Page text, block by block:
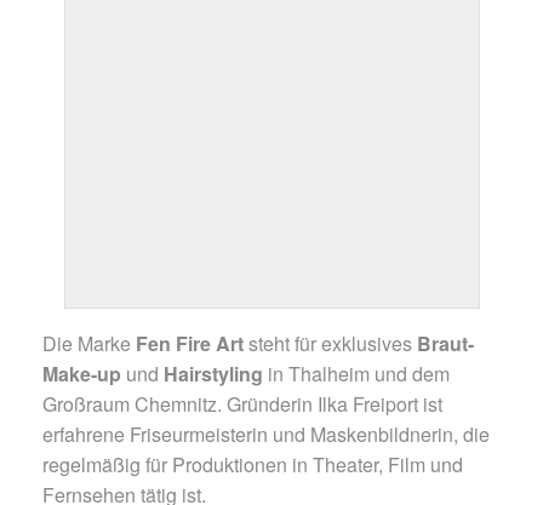
Die Marke Fen Fire Artsteht für exklusives Braut-
Make-up und Hairstyling in Thalheim und dem
Großraum Chemnitz. Gründerin Ilka Freiport ist
erfahrene Friseurmeisterin und Maskenbildnerin, die
regelmäßig für Produktionen in Theater, Film und
Fernsehen tätig ist.